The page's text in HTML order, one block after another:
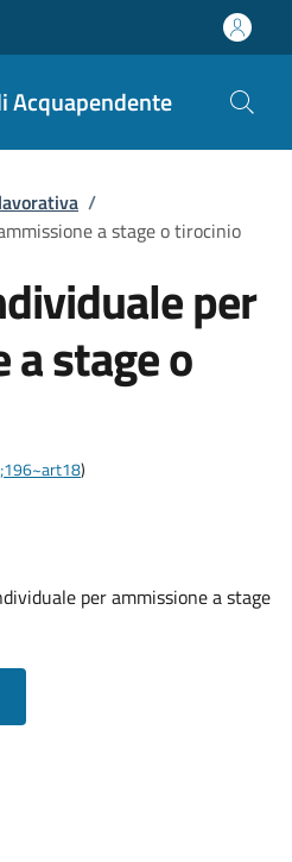
Acquapendente
/
a stage o tirocinio
per
stage o
)
per ammissione a stage